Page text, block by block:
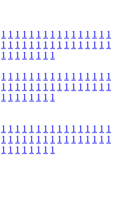
1 1 1 1 1 1 1 1 1 1 1 1 1 1 1 1
1 1 1 1 1 1 1 1 1 1 1 1 1 1 1 1
1 1 1 1 1 1 1 1
1 1 1 1 1 1 1 1 1 1 1 1 1 1 1 1
1 1 1 1 1 1 1 1 1 1 1 1 1 1 1 1
1 1 1 1 1 1 1 1
1 1 1 1 1 1 1 1 1 1 1 1 1 1 1 1
1 1 1 1 1 1 1 1 1 1 1 1 1 1 1 1
1 1 1 1 1 1 1 1